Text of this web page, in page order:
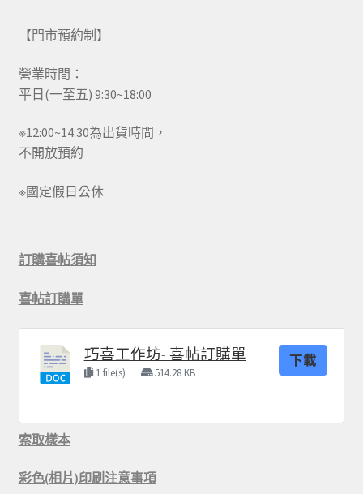
【門市預約制】
營業時間：
平日(一至五) 9:30~18:00
※12:00~14:30為出貨時間，
不開放預約
※國定假日公休
訂購喜帖須知
喜帖訂購單
巧喜工作坊- 喜帖訂購單
1 file(s) 514.28 KB
下載
索取樣本
彩色(相片)印刷注意事項